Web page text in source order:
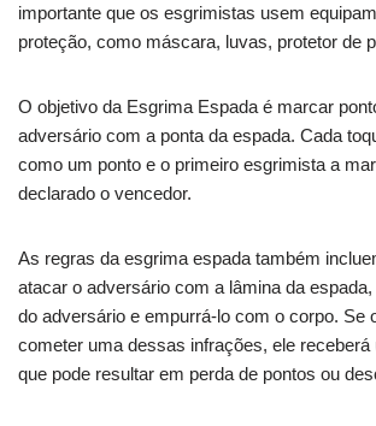
importante que os esgrimistas usem
proteção, como máscara, luvas, protetor de
O objetivo da Esgrima Espada é marcar
adversário com a ponta da espada. Cada
como um ponto e o primeiro esgrimista a
declarado o vencedor.
As regras da esgrima espada também
atacar o adversário com a lâmina da
do adversário e empurrá-lo com o corpo. Se
cometer uma dessas infrações, ele receberá
que pode resultar em perda de pontos ou